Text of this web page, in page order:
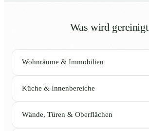
Was wird gereinigt
Wohnräume & Immobilien
Küche & Innenbereiche
Wände, Türen & Oberflächen